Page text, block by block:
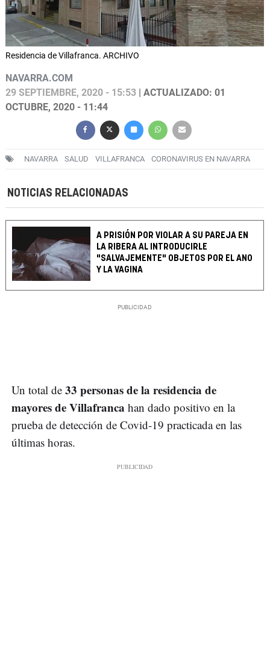
Residencia de Villafranca. ARCHIVO
NAVARRA.COM
29 SEPTIEMBRE, 2020 - 15:53 | ACTUALIZADO: 01
OCTUBRE, 2020 - 11:44
NAVARRA SALUD VILLAFRANCA CORONAVIRUS EN NAVARRA
NOTICIAS RELACIONADAS
A PRISIÓN POR VIOLAR A SU PAREJA EN
LA RIBERA AL INTRODUCIRLE
"SALVAJEMENTE" OBJETOS POR EL ANO
Y LA VAGINA
Un total de 33 personas de la residencia de
mayores de Villafranca han dado positivo en la
prueba de detección de Covid-19 practicada en las
últimas horas.